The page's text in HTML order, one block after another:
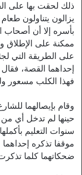
ذلك لحقت بها على
يزالون يتناولون
بأسره إلا أن أصحاب
ممكنة على الإطلاق
على الطريقة التي
إحداهما القصة، فقال
فهذا الكلب مسعور
وقام بإيصالهما
حينها لم تدخل أي من
سنوات التعليم
موقفا تذكره
ضحكاتهما كلما